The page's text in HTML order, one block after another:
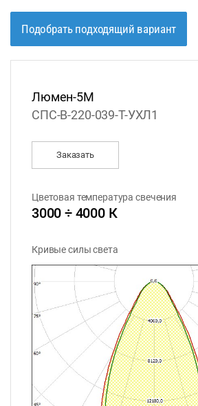
Подобрать подходящий вариант
Люмен-5М
СПС-В-220-039-Т-УХЛ1
Заказать
Цветовая температура свечения
3000 ÷ 4000 К
Кривые силы света